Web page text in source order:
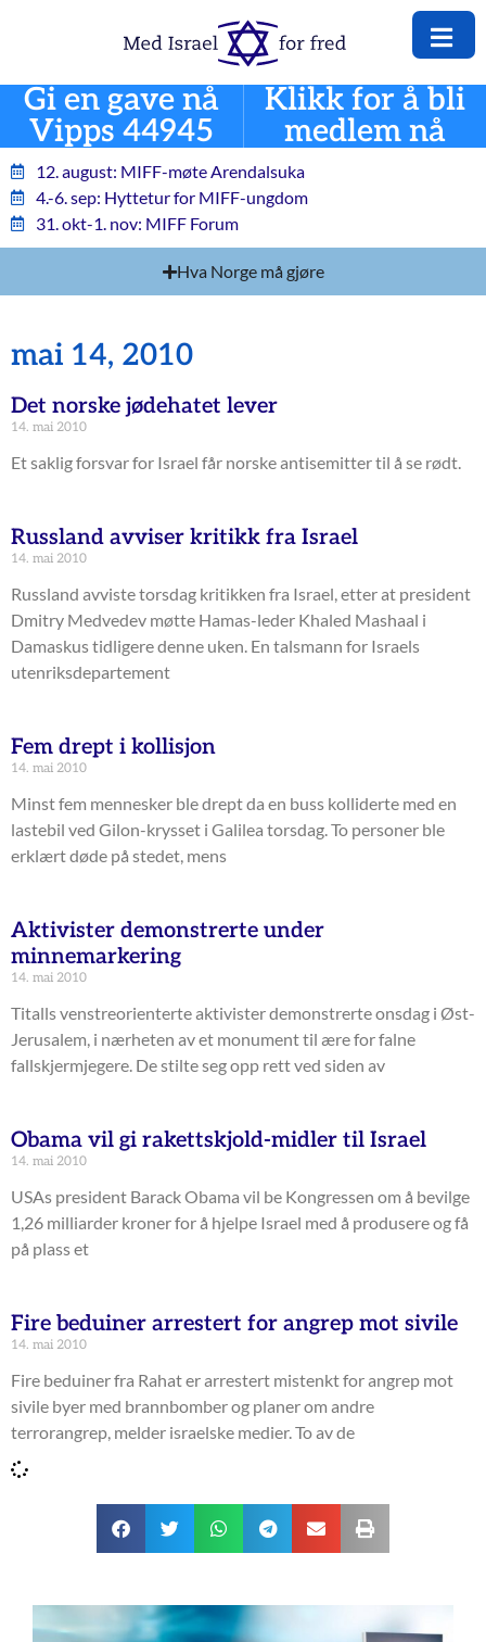
Gi en gave nå
Vipps 44945
Klikk for å bli
medlem nå
12. august: MIFF-møte Arendalsuka
4.-6. sep: Hyttetur for MIFF-ungdom
31. okt-1. nov: MIFF Forum
Hva Norge må gjøre
mai 14, 2010
Det norske jødehatet lever
14. mai 2010
Et saklig forsvar for Israel får norske antisemitter til å se rødt.
Russland avviser kritikk fra Israel
14. mai 2010
Russland avviste torsdag kritikken fra Israel, etter at president
Dmitry Medvedev møtte Hamas-leder Khaled Mashaal i
Damaskus tidligere denne uken. En talsmann for Israels
utenriksdepartement
Fem drept i kollisjon
14. mai 2010
Minst fem mennesker ble drept da en buss kolliderte med en
lastebil ved Gilon-krysset i Galilea torsdag. To personer ble
erklært døde på stedet, mens
Aktivister demonstrerte under
minnemarkering
14. mai 2010
Titalls venstreorienterte aktivister demonstrerte onsdag i Øst-
Jerusalem, i nærheten av et monument til ære for falne
fallskjermjegere. De stilte seg opp rett ved siden av
Obama vil gi rakettskjold-midler til Israel
14. mai 2010
USAs president Barack Obama vil be Kongressen om å bevilge
1,26 milliarder kroner for å hjelpe Israel med å produsere og få
på plass et
Fire beduiner arrestert for angrep mot sivile
14. mai 2010
Fire beduiner fra Rahat er arrestert mistenkt for angrep mot
sivile byer med brannbomber og planer om andre
terrorangrep, melder israelske medier. To av de